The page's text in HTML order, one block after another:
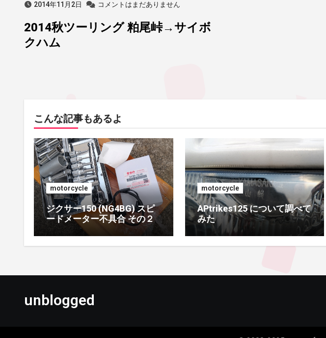
2014年11月2日 コメントはまだありません
2014秋ツーリング 粕尾峠→サイボ
クハム
こんな記事もあるよ
motorcycle
ジクサー150 (NG4BG) スピ
ードメーター不具合 その２
motorcycle
APtrikes125 について調べて
みた
unblogged